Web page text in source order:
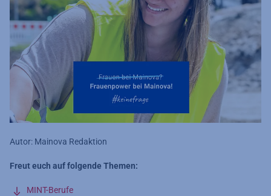
Autor: Mainova Redaktion
Freut euch auf folgende Themen:
MINT-Berufe